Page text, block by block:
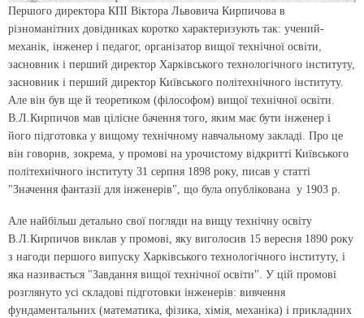
Першого директора КПІ Віктора Львовича Кирпичова в
різноманітних довідниках коротко характеризують так: учений-
механік, інженер і педагог, організатор вищої технічної освіти,
засновник і перший директор Харківського технологічного інституту,
засновник і перший директор Київського політехнічного інституту.
Але він був ще й теоретиком (філософом) вищої технічної освіти.
В.Л.Кирпичов мав цілісне бачення того, яким має бути інженер і
його підготовка у вищому технічному навчальному закладі. Про це
він говорив, зокрема, у промові на урочистому відкритті Київського
політехнічного інституту 31 серпня 1898 року, писав у статті
"Значення фантазії для інженерів", що була опублікована у 1903 р.
Але найбільш детально свої погляди на вищу технічну освіту
В.Л.Кирпичов виклав у промові, яку виголосив 15 вересня 1890 року
з нагоди першого випуску Харківського технологічного інституту, і
яка називається "Завдання вищої технічної освіти". У цій промові
розглянуто усі складові підготовки інженерів: вивчення
фундаментальних (математика, фізика, хімія, механіка) і прикладних